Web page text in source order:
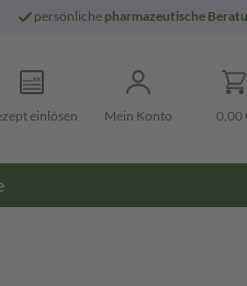
persönliche pharmazeutische
einlösen Mein Konto 0,00